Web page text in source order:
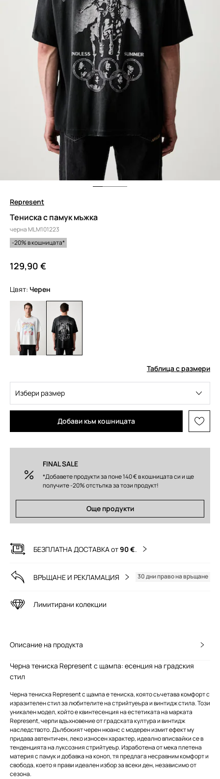
Represent
Тениска с памук мъжка
черна MLM101223
-20% в кошницата*
129,90 €
Цвят: черен
Таблица с размери
Избери размер
Добави към кошницата
FINAL SALE
*Добавете продукти за поне 140 € в кошницата си и ще
получите -20% отстъпка за този продукт!
Още продукти
БЕЗПЛАТНА ДОСТАВКА от90 €.
ВРЪЩАНЕ И РЕКЛАМАЦИЯ 30 дни право на връщане
Лимитирани колекции
Описание на продукта
Черна тениска Represent с щампа: есенция на градския
стил
Черна тениска Represent с щампа е тениска, която съчетава комфорт с
изразителен стил за любителите на стрийтуеъра и винтидж стила. Този
уникален модел, който е квинтесенция на естетиката на марката
Represent, черпи вдъхновение от градската култура и винтидж
наследството. Дълбокият черен нюанс с модерен измит ефект му
придава автентичен, леко износен характер, идеално вписвайки се в
тенденцията на луксозния стрийтуеър. Изработена от мека плетена
материя с памук и добавка на коноп, тя предлага несравним комфорт и
свобода, което я прави идеален избор за всеки ден, независимо от
сезона.